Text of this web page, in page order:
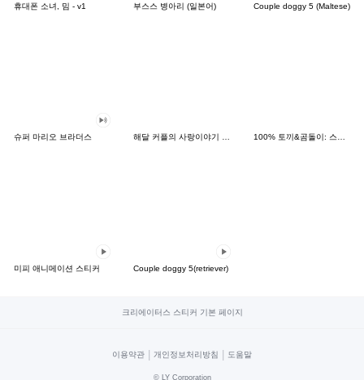
휴대폰 소녀, 밈 - v1 부스스 병아리 (일본어) Couple doggy 5 (Maltese)
슈퍼 마리오 브라더스 해달 커플의 사랑이야기 2.0(한국어일본어) 100% 토끼&곰돌이: 스티커의 날
미피 애니메이션 스티커 Couple doggy 5(retriever)
크리에이터스 스티커 기본 페이지
이용약관 | 개인정보처리방침 | 도움말
© LY Corporation